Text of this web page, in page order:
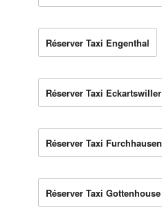
Réserver Taxi Engenthal
Réserver Taxi Eckartswiller
Réserver Taxi Furchhausen
Réserver Taxi Gottenhouse